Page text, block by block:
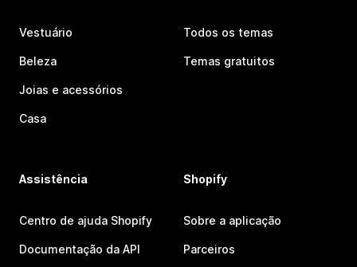
Vestuário
Beleza
Joias e acessórios
Casa
Todos os temas
Temas gratuitos
Assistência
Centro de ajuda Shopify
Documentação da API
Shopify
Sobre a aplicação
Parceiros